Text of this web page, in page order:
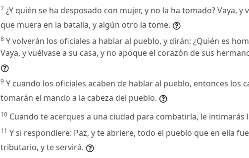
7 ¿Y quién se ha desposado con mujer, y no la ha tomado? Vaya, y
que muera en la batalla, y algún otro la tome.
8 Y volverán los oficiales a hablar al pueblo, y dirán: ¿Quién es
Vaya, y vuélvase a su casa, y no apoque el corazón de sus
9 Y cuando los oficiales acaben de hablar al pueblo, entonces los
tomarán el mando a la cabeza del pueblo.
10 Cuando te acerques a una ciudad para combatirla, le intimarás
11 Y si respondiere: Paz, y te abriere, todo el pueblo que en ella
tributario, y te servirá.